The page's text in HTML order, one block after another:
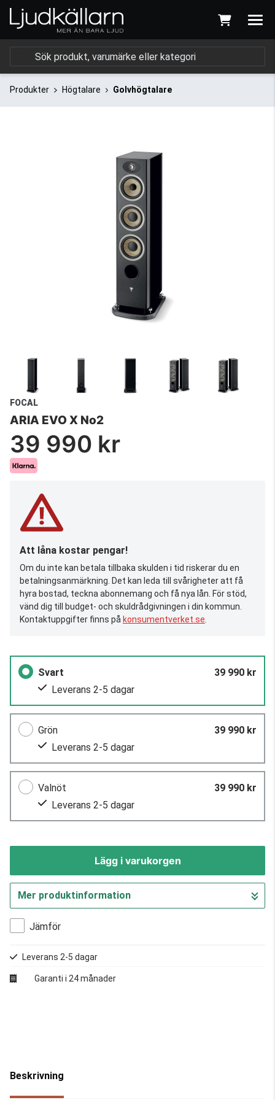
Produkter Högtalare Golvhögtalare
FOCAL
ARIA EVO X No2
39 990 kr
Att låna kostar pengar!
Om du inte kan betala tillbaka skulden i tid riskerar du en
betalningsanmärkning. Det kan leda till svårigheter att få
hyra bostad, teckna abonnemang och få nya lån. För stöd,
vänd dig till budget- och skuldrådgivningen i din kommun.
Kontaktuppgifter finns på konsumentverket.se
Svart
39 990 kr
Leverans 2-5 dagar
Grön
39 990 kr
Leverans 2-5 dagar
Valnöt
39 990 kr
Leverans 2-5 dagar
Lägg i varukorgen
Gå till kassan
Mer produktinformation
Jämför
Leverans 2-5 dagar
Garanti i 24 månader
Beskrivning